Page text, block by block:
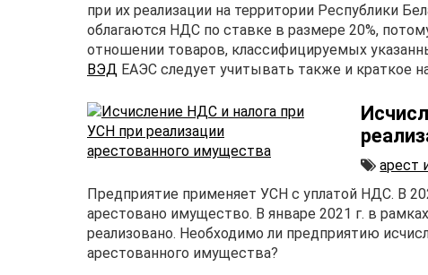
при их реализации на территории Республики
облагаются НДС по ставке в размере 20%,
отношении товаров, классифицируемых
ВЭД ЕАЭС следует учитывать также и краткое
арест
Предприятие применяет УСН с уплатой НДС. В
арестовано имущество. В январе 2021 г. в
реализовано. Необходимо ли предприятию
арестованного имущества?